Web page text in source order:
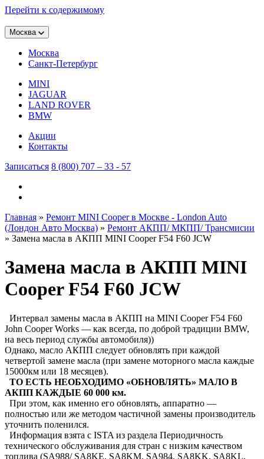
Перейти к содержимому
Москва
Москва
Санкт-Петербург
MINI
JAGUAR
LAND ROVER
BMW
Акции
Контакты
Записаться 8 (800) 707 – 33 - 57
Главная » Ремонт MINI Cooper в Москве - London Auto
(Лондон Авто Москва) » Ремонт АКПП/ МКПП/ Трансмисии
» Замена масла в АКПП MINI Cooper F54 F60 JCW
Замена масла в АКПП MINI
Cooper F54 F60 JCW
Интервал замены масла в АКПП на MINI Cooper F54 F60
John Cooper Works — как всегда, по доброй традиции BMW,
на весь период службы автомобиля))
Однако, масло АКПП следует обновлять при каждой
четвертой замене масла (при замене моторного масла каждые
15000км или 18 месяцев).
ТО ЕСТЬ НЕОБХОДИМО «ОБНОВЛЯТЬ» МАЛО В
АКПП КАЖДЫЕ 60 000 км.
При этом, как именно его обновлять, аппаратно —
полностью или же методом частичной замены производитель
уточнить поленился.
Информация взята с ISTA из раздела Периодичность
технического обслуживания для стран с низким качеством
топлива (SA988/ SA8KE, SA8KM, SA984, SA8KK, SA8KL,